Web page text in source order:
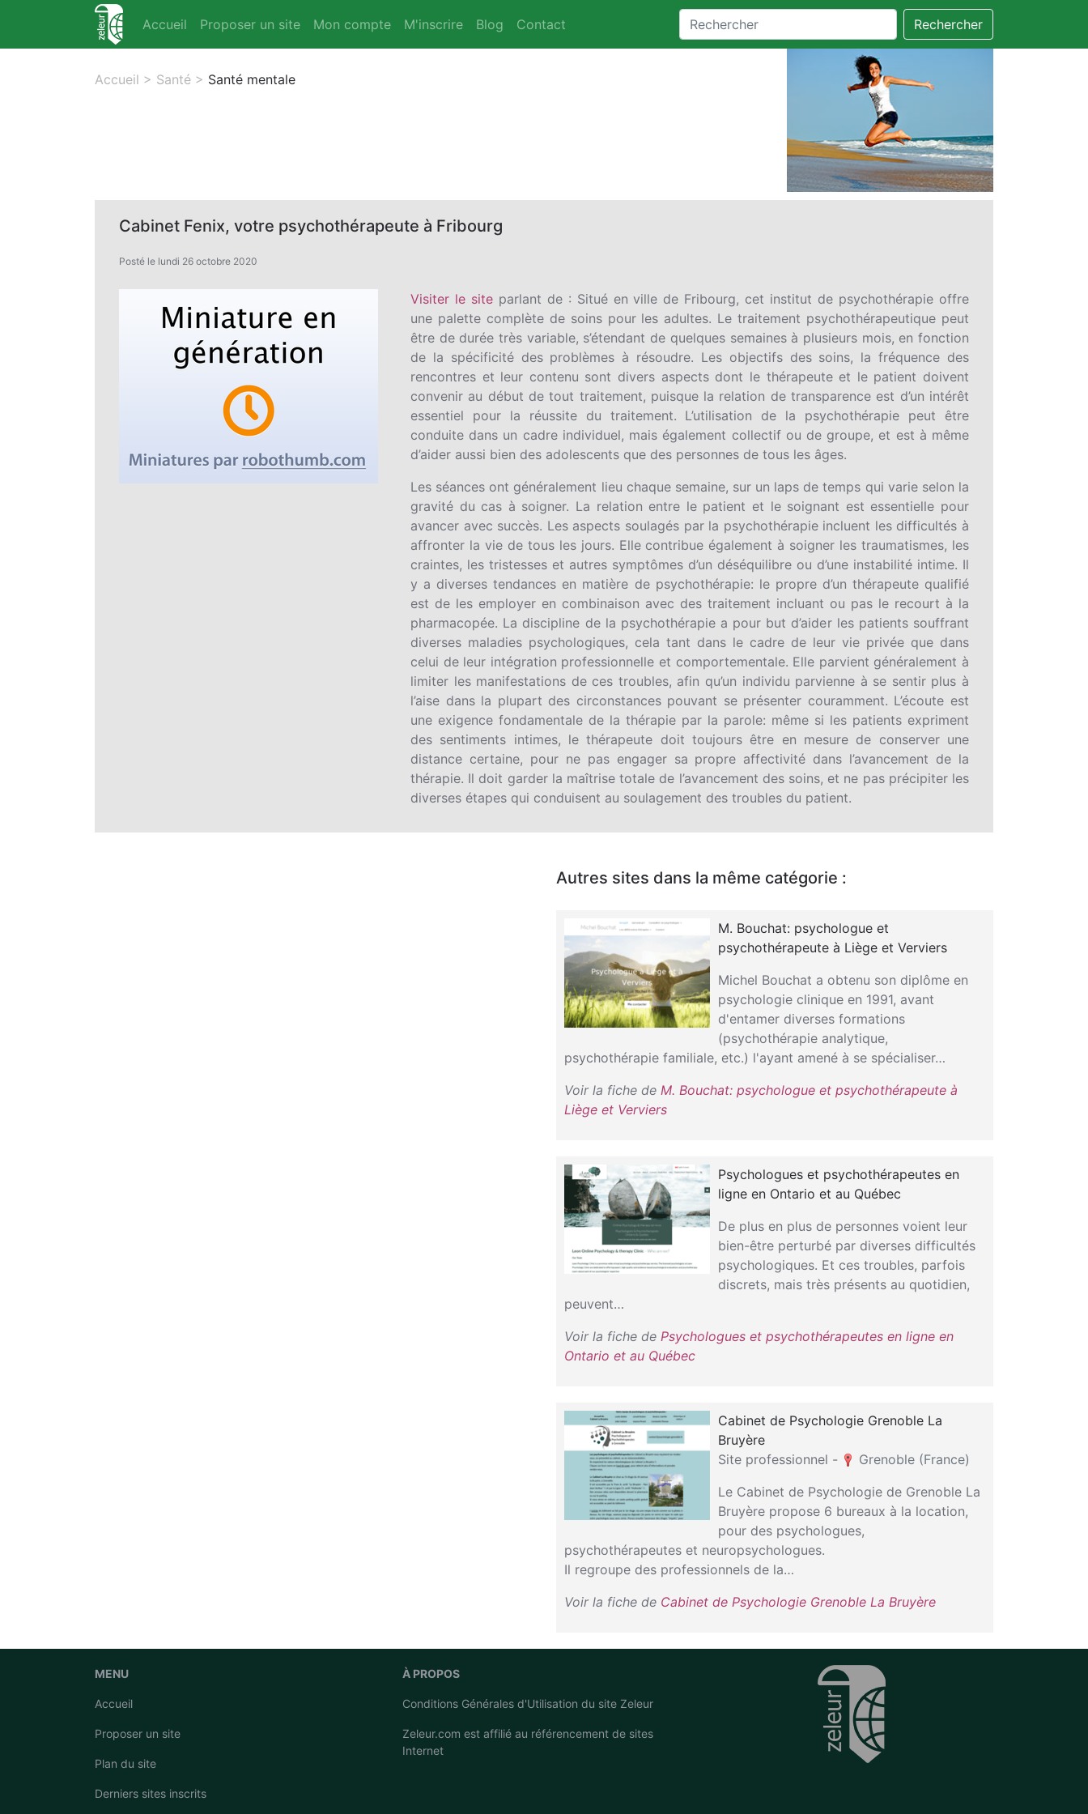
Accueil Proposer un site Mon compte M'inscrire Blog Contact Rechercher
Accueil > Santé > Santé mentale
Cabinet Fenix, votre psychothérapeute à Fribourg
Posté le lundi 26 octobre 2020
Visiter le siteparlant de : Situé en ville de Fribourg, cet institut de psychothérapie offre
une palette complète de soins pour les adultes. Le traitement psychothérapeutique peut
être de durée très variable, s’étendant de quelques semaines à plusieurs mois, en fonction
de la spécificité des problèmes à résoudre. Les objectifs des soins, la fréquence des
rencontres et leur contenu sont divers aspects dont le thérapeute et le patient doivent
convenir au début de tout traitement, puisque la relation de transparence est d’un intérêt
essentiel pour la réussite du traitement. L’utilisation de la psychothérapie peut être
conduite dans un cadre individuel, mais également collectif ou de groupe, et est à même
d’aider aussi bien des adolescents que des personnes de tous les âges.
Les séances ont généralement lieu chaque semaine, sur un laps de temps qui varie selon la
gravité du cas à soigner. La relation entre le patient et le soignant est essentielle pour
avancer avec succès. Les aspects soulagés par la psychothérapie incluent les difficultés à
affronter la vie de tous les jours. Elle contribue également à soigner les traumatismes, les
craintes, les tristesses et autres symptômes d’un déséquilibre ou d’une instabilité intime. Il
y a diverses tendances en matière de psychothérapie: le propre d’un thérapeute qualifié
est de les employer en combinaison avec des traitement incluant ou pas le recourt à la
pharmacopée. La discipline de la psychothérapie a pour but d’aider les patients souffrant
diverses maladies psychologiques, cela tant dans le cadre de leur vie privée que dans
celui de leur intégration professionnelle et comportementale. Elle parvient généralement à
limiter les manifestations de ces troubles, afin qu’un individu parvienne à se sentir plus à
l’aise dans la plupart des circonstances pouvant se présenter couramment. L’écoute est
une exigence fondamentale de la thérapie par la parole: même si les patients expriment
des sentiments intimes, le thérapeute doit toujours être en mesure de conserver une
distance certaine, pour ne pas engager sa propre affectivité dans l’avancement de la
thérapie. Il doit garder la maîtrise totale de l’avancement des soins, et ne pas précipiter les
diverses étapes qui conduisent au soulagement des troubles du patient.
Autres sites dans la même catégorie :
M. Bouchat: psychologue et
psychothérapeute à Liège et Verviers
Michel Bouchat a obtenu son diplôme en
psychologie clinique en 1991, avant
d'entamer diverses formations
(psychothérapie analytique,
psychothérapie familiale, etc.) l'ayant amené à se spécialiser…
Voir la fiche de M. Bouchat: psychologue et psychothérapeute à
Liège et Verviers
Psychologues et psychothérapeutes en
ligne en Ontario et au Québec
De plus en plus de personnes voient leur
bien-être perturbé par diverses difficultés
psychologiques. Et ces troubles, parfois
discrets, mais très présents au quotidien,
peuvent…
Voir la fiche de Psychologues et psychothérapeutes en ligne en
Ontario et au Québec
Cabinet de Psychologie Grenoble La
Bruyère
Site professionnel -
Grenoble (France)
Le Cabinet de Psychologie de Grenoble La
Bruyère propose 6 bureaux à la location,
pour des psychologues,
psychothérapeutes et neuropsychologues.
Il regroupe des professionnels de la…
Voir la fiche de Cabinet de Psychologie Grenoble La Bruyère
MENU
Accueil
Proposer un site
Plan du site
Derniers sites inscrits
À PROPOS
Conditions Générales d'Utilisation du site Zeleur
Zeleur.com est affilié au référencement de sites
Internet